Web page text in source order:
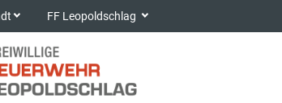
FF Leopoldschlag